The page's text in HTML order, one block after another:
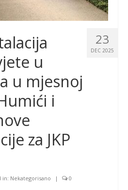
23
DEC 2025
u
u mjesnoj
i
za JKP
in: Nekategorisano | 0